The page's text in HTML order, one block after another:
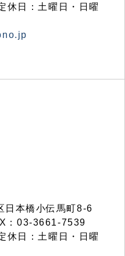
休日：土曜日・日曜
本橋小伝馬町8-6
：03-3661-7539
休日：土曜日・日曜